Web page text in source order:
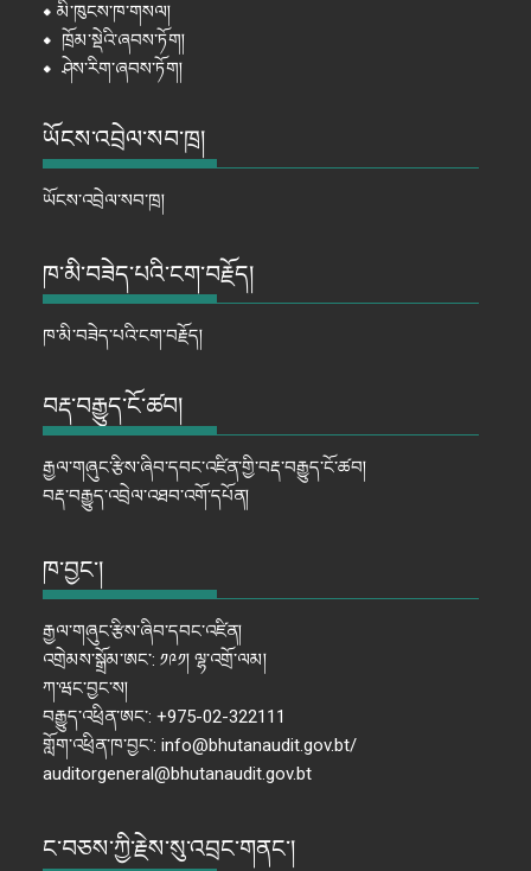
⦁ མི་ཁུངས་ཁ་གསལ།
⦁ ཁྲོམ་སྡེའི་ཞབས་ཏོག།
⦁ཤེས་རིག་ཞབས་ཏོག།
ཡོངས་འབྲེལ་སབ་ཁྲ།
ཡོངས་འབྲེལ་སབ་ཁྲ།
ཁ་མི་བཟེད་པའི་ངག་བརྗོད།
ཁ་མི་བཟེད་པའི་ངག་བརྗོད།
བརྡ་བརྒྱུད་ངོ་ཚབ།
རྒྱལ་གཞུང་རྩིས་ཞིབ་དབང་འཛིན་གྱི་བརྡ་བརྒྱུད་ངོ་ཚབ།
བརྡ་བརྒྱུད་འབྲེལ་འཐབ་འགོ་དཔོན།
ཁ་བྱང་།
རྒྱལ་གཞུང་རྩིས་ཞིབ་དབང་འཛིན།
འགྲེམས་སྒྲོམ་ཨང་: ༡༩༡། ལྷ་འགྲོ་ལམ།
ཀ་ཝང་བྱང་ས།
བརྒྱུད་འཕྲིན་ཨང་: +975-02-322111
གློག་འཕྲིན་ཁ་བྱང་: info@bhutanaudit.gov.bt/
auditorgeneral@bhutanaudit.gov.bt
ང་བཅས་ཀྱི་རྗེས་སུ་འབྲང་གནང་།